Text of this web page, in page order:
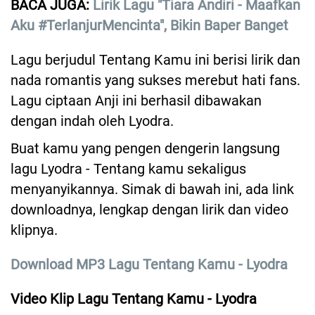
BACA JUGA: Lirik Lagu "Tiara Andiri - Maafkan
Aku #TerlanjurMencinta", Bikin Baper Banget
Lagu berjudul Tentang Kamu ini berisi lirik dan
nada romantis yang sukses merebut hati fans.
Lagu ciptaan Anji ini berhasil dibawakan
dengan indah oleh Lyodra.
Buat kamu yang pengen dengerin langsung
lagu Lyodra - Tentang kamu sekaligus
menyanyikannya. Simak di bawah ini, ada link
downloadnya, lengkap dengan lirik dan video
klipnya.
Download MP3 Lagu Tentang Kamu - Lyodra
Video Klip Lagu Tentang Kamu - Lyodra